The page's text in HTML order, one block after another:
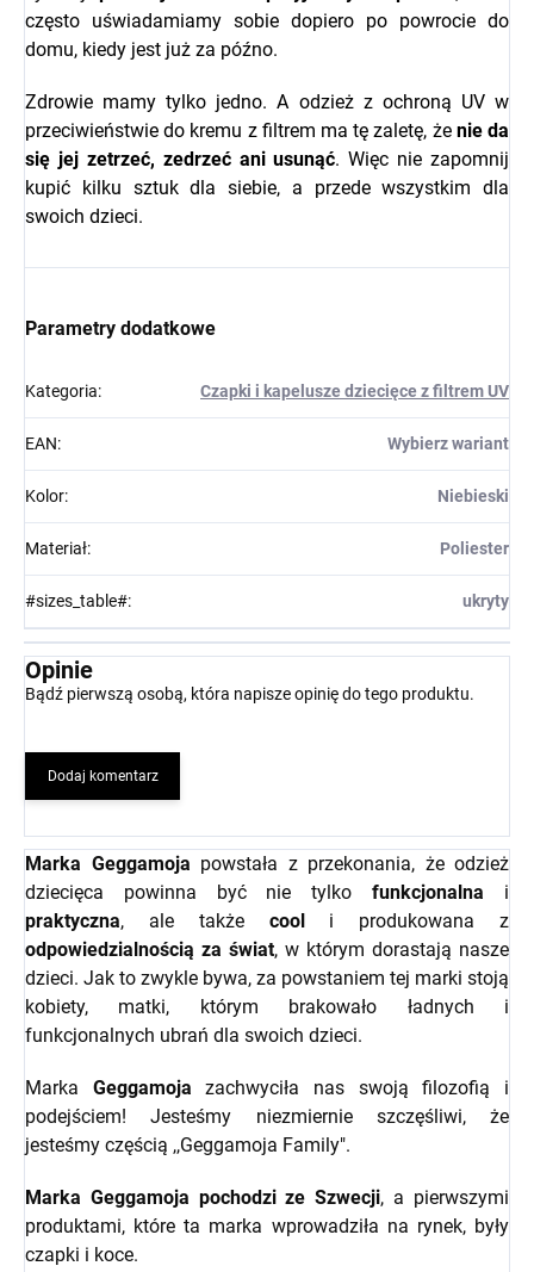
często uświadamiamy sobie dopiero po powrocie do
domu, kiedy jest już za późno.
Zdrowie mamy tylko jedno. A odzież z ochroną UV w
przeciwieństwie do kremu z filtrem ma tę zaletę, że nie da
się jej zetrzeć, zedrzeć ani usunąć. Więc nie zapomnij
kupić kilku sztuk dla siebie, a przede wszystkim dla
swoich dzieci.
Parametry dodatkowe
Kategoria: Czapki i kapelusze dziecięce z filtrem UV
EAN: Wybierz wariant
Kolor: Niebieski
Materiał: Poliester
#sizes_table#: ukryty
Opinie
Bądź pierwszą osobą, która napisze opinię do tego produktu.
Dodaj komentarz
Marka Geggamoja powstała z przekonania, że odzież
dziecięca powinna być nie tylkofunkcjonalna i
praktyczna, ale także cool
i produkowana z
odpowiedzialnością za świat, w którym dorastają nasze
dzieci. Jak to zwykle bywa, za powstaniem tej marki stoją
kobiety, matki, którym brakowało ładnych i
funkcjonalnych ubrań dla swoich dzieci.
Marka Geggamoja zachwyciła nas swoją filozofią i
podejściem! Jesteśmy niezmiernie szczęśliwi, że
jesteśmy częścią ,,Geggamoja Family".
Marka Geggamoja pochodzi ze Szwecji, a pierwszymi
produktami, które ta marka wprowadziła na rynek, były
czapki i koce.